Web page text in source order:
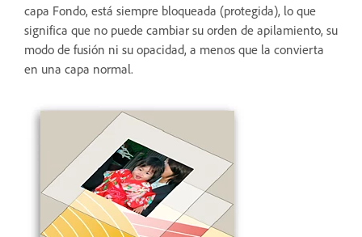
capa Fondo, está siempre bloqueada (protegida), lo que
significa que no puede cambiar su orden de apilamiento, su
modo de fusión ni su opacidad, a menos que la convierta
en una capa normal.